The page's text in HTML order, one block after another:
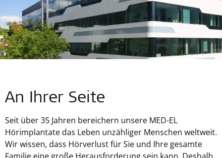
An Ihrer Seite
Seit über 35 Jahren bereichern unsere MED-EL
Hörimplantate das Leben unzähliger Menschen weltweit.
Wir wissen, dass Hörverlust für Sie und Ihre gesamte